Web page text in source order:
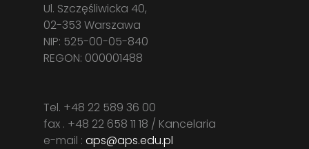
Ul. Szczęśliwicka 40,
02-353 Warszawa
NIP: 525-00-05-840
REGON: 000001488
Tel. +48 22 589 36 00
fax . +48 22 658 11 18 / Kancelaria
e-mail : aps@aps.edu.pl